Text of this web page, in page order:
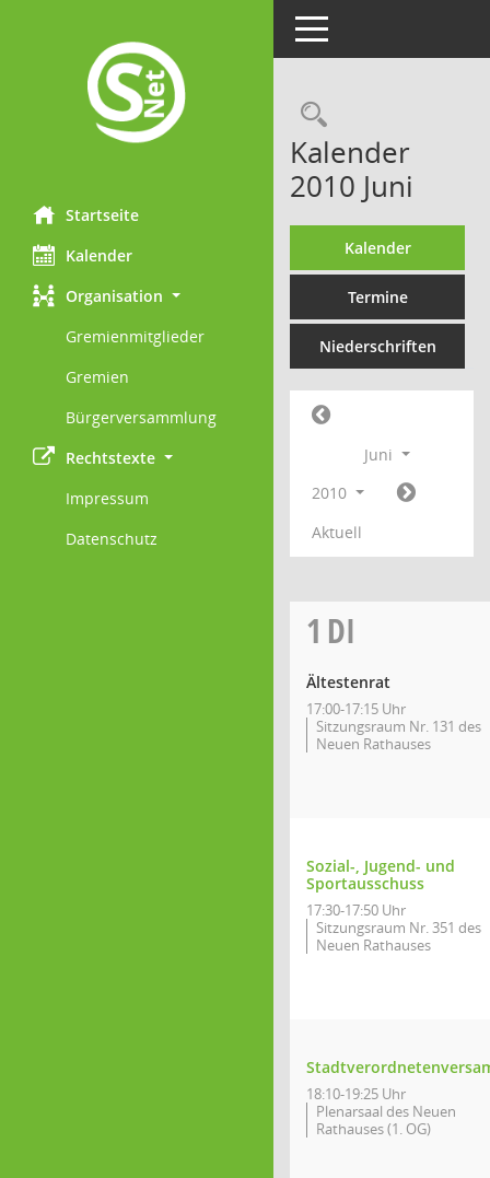
Startseite
Kalender
Organisation
Gremienmitglieder
Gremien
Bürgerversammlung
Rechtstexte
Impressum
Datenschutz
Toggle navigation
Kalender
2010 Juni
Kalender
Termine
Niederschriften
Juni
2010
Aktuell
1 DI
Ältestenrat
17:00-17:15 Uhr
Sitzungsraum Nr. 131 des
Neuen Rathauses
Sozial-, Jugend- und
Sportausschuss
17:30-17:50 Uhr
Sitzungsraum Nr. 351 des
Neuen Rathauses
18:10-19:25 Uhr
Plenarsaal des Neuen
Rathauses (1. OG)